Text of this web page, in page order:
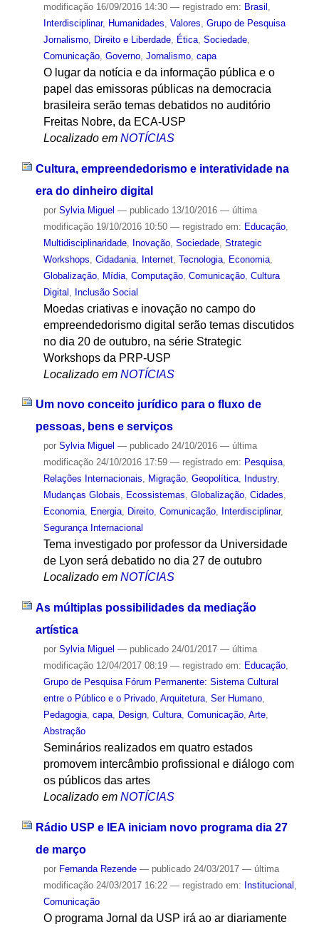
modificação16/09/2016 14:30 — registrado em: Brasil ,
Interdisciplinar, Humanidades, Valores, Grupo de Pesquisa
Jornalismo, Direito e Liberdade, Ética, Sociedade,
Comunicação, Governo, Jornalismo, capa
O lugar da notícia e da informação pública e o
papel das emissoras públicas na democracia
brasileira serão temas debatidos no auditório
Freitas Nobre, da ECA-USP
Localizado em NOTÍCIAS
Cultura, empreendedorismo e interatividade na
era do dinheiro digital
por Sylvia Miguel — publicado13/10/2016 — última
modificação19/10/2016 10:50 — registrado em: Educação,
Multidisciplinaridade, Inovação, Sociedade, Strategic
Workshops Cidadania, Internet, Tecnologia, Economia,
Globalização, Mídia, Computação, Comunicação, Cultura
Digital
Inclusão Social
Moedas criativas e inovação no campo do
empreendedorismo digital serão temas discutidos
no dia 20 de outubro, na série Strategic
Workshops da PRP-USP
Localizado em NOTÍCIAS
Um novo conceito jurídico para o fluxo de
pessoas, bens e serviços
por Sylvia Miguel — publicado24/10/2016 — última
modificação24/10/2016 17:59 — registrado em: Pesquisa,
Relações Internacionais, Migração, Geopolítica, Industry,
Mudanças Globais, Ecossistemas, Globalização, Cidades,
Economia, Energia, Direito, Comunicação, Interdisciplinar,
Segurança Internacional
Tema investigado por professor da Universidade
de Lyon será debatido no dia 27 de outubro
Localizado em NOTÍCIAS
As múltiplas possibilidades da mediação
artística
por Sylvia Miguel — publicado24/01/2017 — última
modificação12/04/2017 08:19 — registrado em: Educação,
Grupo de Pesquisa Fórum Permanente: Sistema Cultural
entre o Público e o Privado, Arquitetura, Ser Humano,
Pedagogia, capa, Design, Cultura, Comunicação, Arte,
Abstração
Seminários realizados em quatro estados
promovem intercâmbio profissional e diálogo com
os públicos das artes
Localizado em NOTÍCIAS
Rádio USP e IEA iniciam novo programa dia 27
de março
por Fernanda Rezende — publicado24/03/2017 — última
modificação24/03/2017 16:22 — registrado em: Institucional
Comunicação
O programa Jornal da USP irá ao ar diariamente